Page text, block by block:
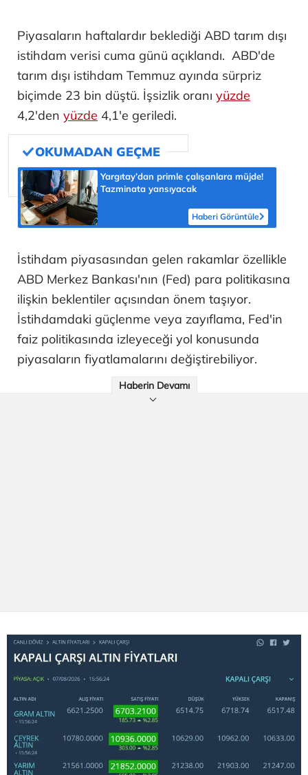
Piyasaların haftalardır beklediği ABD tarım dışı
istihdam verisi cuma günü açıklandı. ABD'de
tarım dışı istihdam Temmuz ayında sürpriz
biçimde 23 bin düştü. İşsizlik oranı yüzde
4,2'den yüzde 4,1'e geriledi.
Yargıtay’dan primle çalışanlara müjde!
Tazminata yansıyacak
Haberi Görüntüle
İstihdam piyasasından gelen rakamlar özellikle
ABD Merkez Bankası'nın (Fed) para politikasına
ilişkin beklentiler açısından önem taşıyor.
İstihdamdaki güçlenme veya zayıflama, Fed'in
faiz politikasında izleyeceği yol konusunda
piyasaların fiyatlamalarını değiştirebiliyor.
Haberin Devamı